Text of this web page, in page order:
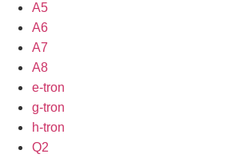
A5
A6
A7
A8
e-tron
g-tron
h-tron
Q2